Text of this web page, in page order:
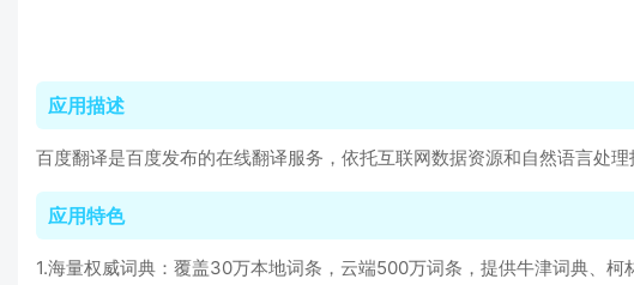
应用描述
百度翻译是百度发布的在线翻译服务，依托互联网数据资源和自然语言处
应用特色
1.海量权威词典：覆盖30万本地词条，云端500万词条，提供牛津词典、柯